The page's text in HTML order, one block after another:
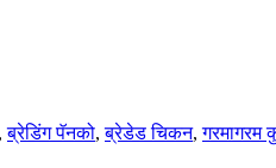
,ब्रेडिंग पॅनको,ब्रेडेड चिकन,गरमागरम